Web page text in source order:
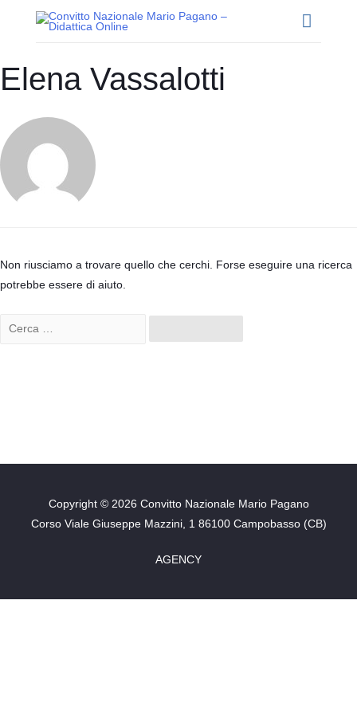
Elena Vassalotti
Non riusciamo a trovare quello che cerchi. Forse eseguire una ricerca
potrebbe essere di aiuto.
Copyright © 2026 Convitto Nazionale Mario Pagano
Corso Viale Giuseppe Mazzini, 1 86100 Campobasso (CB)
AGENCY